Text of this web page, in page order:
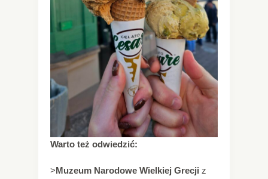
Warto też odwiedzić:
>Muzeum Narodowe Wielkiej Grecji z